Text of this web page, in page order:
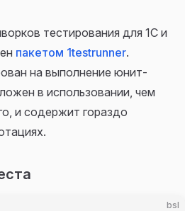
тестирования для 1С и
пакетом 1testrunner.
на выполнение юнит-
в использовании, чем
и содержит гораздо
bsl